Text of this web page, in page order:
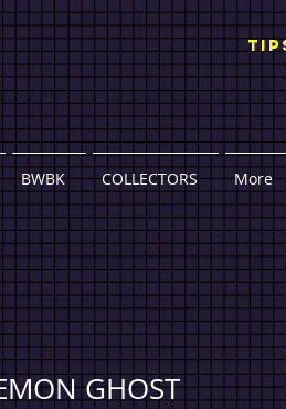
BWBK COLLECTORS More
GHOST